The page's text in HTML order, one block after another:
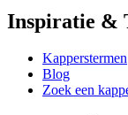
Inspiratie &
Kapperstermen
Blog
Zoek een